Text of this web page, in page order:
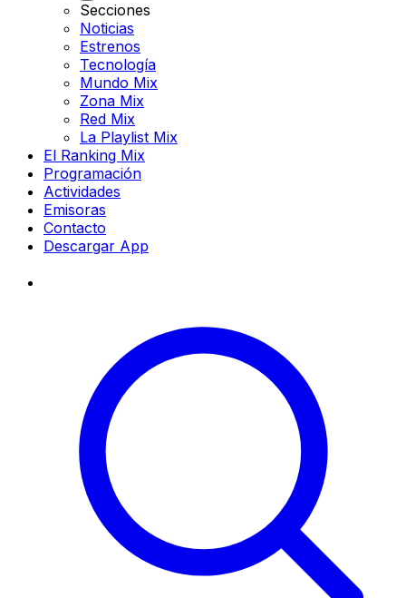
Secciones
Noticias
Estrenos
Tecnología
Mundo Mix
Zona Mix
Red Mix
La Playlist Mix
El Ranking Mix
Programación
Actividades
Emisoras
Contacto
Descargar App